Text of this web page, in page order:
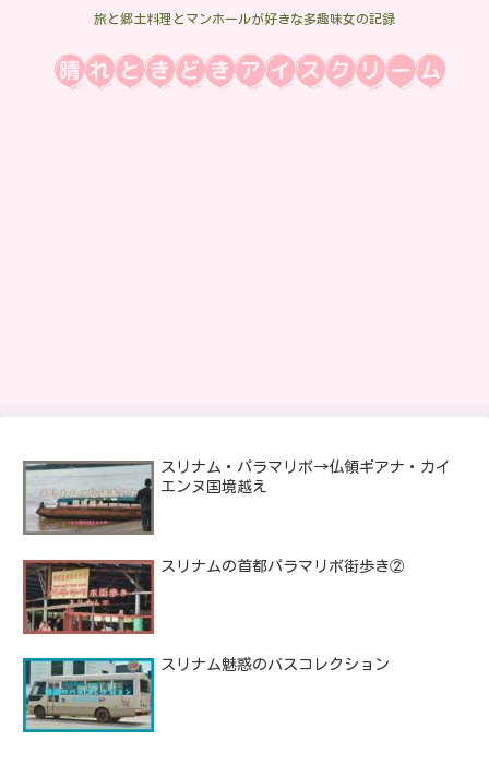
旅と郷土料理とマンホールが好きな多趣味女の記録
スリナム・パラマリボ→仏領ギアナ・カイ
エンヌ国境越え
スリナムの首都パラマリボ街歩き②
スリナム魅惑のバスコレクション